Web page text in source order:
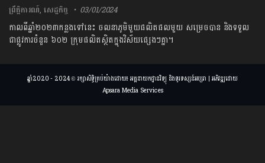
ព្រឹត្តិការណ៍,សេដ្ឋកិច្ច 03/01/2024
កាលពីឆ្នាំ២០២៣កន្លងទៅនេះ ចលនាភូមិមួយផលិតផលមួយ សម្រេចបាន និងទទួល
ជាផ្លូវការចំនួន ៦០២ ក្រុមផលិតស្ថិតក្នុងវិស័យផ្សេងៗគ្នា។
ឆ្នាំ2020 - 2024 © រក្សាសិទ្ធិគ្រប់យ៉ាងដោយ៖ អគ្គនាយកដ្ឋានវិទ្យុ និងទូរទស្សន៍អប្សរា | អភិវឌ្ឍដោយ
Apsara Media Services